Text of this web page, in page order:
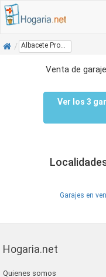
Inicio
Venta de
Ver los 3
Garajes en
Hogaria.net
Quienes somos